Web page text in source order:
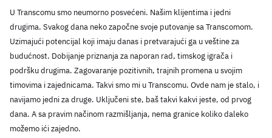
U Transcomu smo neumorno posvećeni. Našim klijentima i jedni
drugima. Svakog dana neko započne svoje putovanje sa Transcomom.
Uzimajući potencijal koji imaju danas i pretvarajući ga u veštine za
budućnost. Dobijanje priznanja za naporan rad, timskog igrača i
podršku drugima. Zagovaranje pozitivnih, trajnih promena u svojim
timovima i zajednicama. Takvi smo mi u Transcomu. Ovde nam je stalo, i
navijamo jedni za druge. Uključeni ste, baš takvi kakvi jeste, od prvog
dana. A sa pravim načinom razmišljanja, nema granice koliko daleko
možemo ići zajedno.